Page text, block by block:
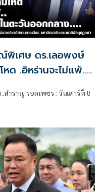
พิเศษ ดร.เลอพงษ์
ด .อิหร่านจะไม่แพ้..
คิด กับ..สำราญ รอด
ำราญ รอดเพชร : วันเสาร์ที่ 8